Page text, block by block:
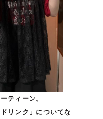
ティーン。
リンク」についてな